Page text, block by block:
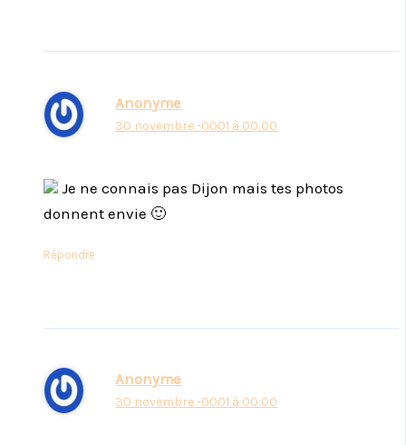
Anonyme
30 novembre -0001 à 00:00
Je ne connais pas Dijon mais tes photos
donnent envie 🙂
Répondre
Anonyme
30 novembre -0001 à 00:00